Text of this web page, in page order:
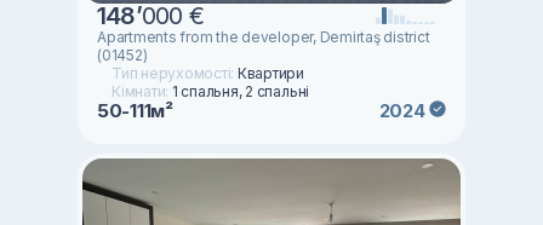
148’000 €
Apartments from the developer, Demirtaş district
(01452)
Тип нерухомості: Квартири
Кімнати: 1 спальня, 2 спальні
50-111м² 2024